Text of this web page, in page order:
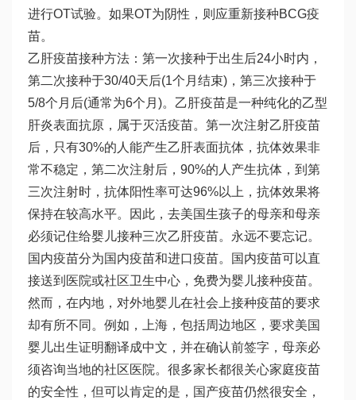
进行OT试验。如果OT为阴性，则应重新接种BCG疫
苗。
乙肝疫苗接种方法：第一次接种于出生后24小时内，
第二次接种于30/40天后(1个月结束)，第三次接种于
5/8个月后(通常为6个月)。乙肝疫苗是一种纯化的乙型
肝炎表面抗原，属于灭活疫苗。第一次注射乙肝疫苗
后，只有30%的人能产生乙肝表面抗体，抗体效果非
常不稳定，第二次注射后，90%的人产生抗体，到第
三次注射时，抗体阳性率可达96%以上，抗体效果将
保持在较高水平。因此，去美国生孩子的母亲和母亲
必须记住给婴儿接种三次乙肝疫苗。永远不要忘记。
国内疫苗分为国内疫苗和进口疫苗。国内疫苗可以直
接送到医院或社区卫生中心，免费为婴儿接种疫苗。
然而，在内地，对外地婴儿在社会上接种疫苗的要求
却有所不同。例如，上海，包括周边地区，要求美国
婴儿出生证明翻译成中文，并在确认前签字，母亲必
须咨询当地的社区医院。很多家长都很关心家庭疫苗
的安全性，但可以肯定的是，国产疫苗仍然很安全，